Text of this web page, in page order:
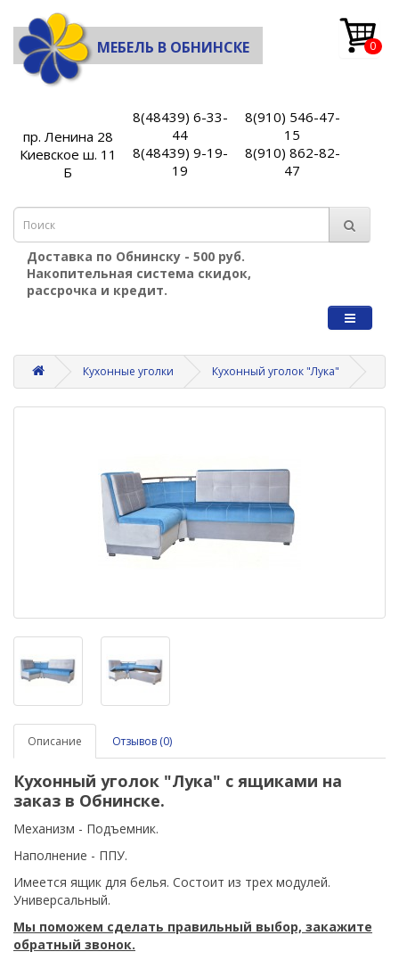
МЕБЕЛЬ В ОБНИНСКЕ 0
пр. Ленина 28
Киевское ш. 11
Б
8(48439) 6-33-
44
8(48439) 9-19-
19
8(910) 546-47-
15
8(910) 862-82-
47
Доставка по Обнинску - 500 руб.
Накопительная система скидок,
рассрочка и кредит.
Кухонные уголки Кухонный уголок "Лука"
Описание Отзывов (0)
Кухонный уголок "Лука" с ящиками на
заказ в Обнинске.
Механизм - Подъемник.
Наполнение - ППУ.
Имеется ящик для белья. Состоит из трех модулей.
Универсальный.
Мы поможем сделать правильный выбор, закажите
обратный звонок.